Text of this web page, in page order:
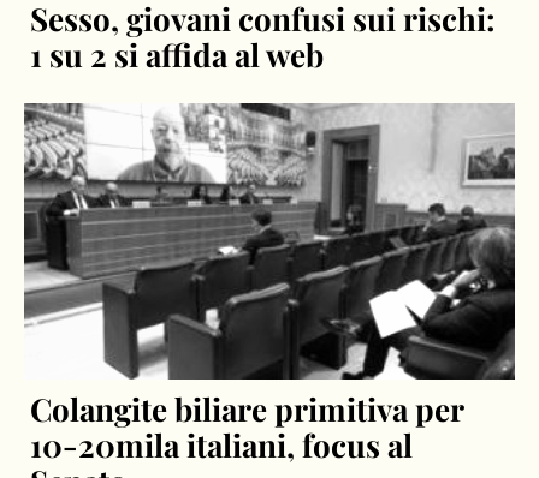
Sesso, giovani confusi sui rischi:
1 su 2 si affida al web
Colangite biliare primitiva per
10-20mila italiani, focus al